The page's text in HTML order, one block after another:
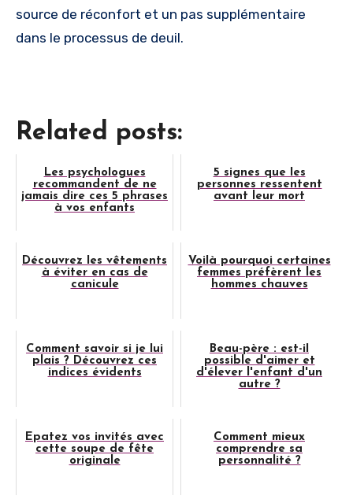
source de réconfort et un pas supplémentaire
dans le processus de deuil.
Related posts:
Les psychologues
recommandent de ne
jamais dire ces 5 phrases
à vos enfants
5 signes que les
personnes ressentent
avant leur mort
Découvrez les vêtements
à éviter en cas de
canicule
Voilà pourquoi certaines
femmes préfèrent les
hommes chauves
Comment savoir si je lui
plais ? Découvrez ces
indices évidents
Beau-père : est-il
possible d'aimer et
d'élever l'enfant d'un
autre ?
Épatez vos invités avec
cette soupe de fête
originale
Comment mieux
comprendre sa
personnalité ?